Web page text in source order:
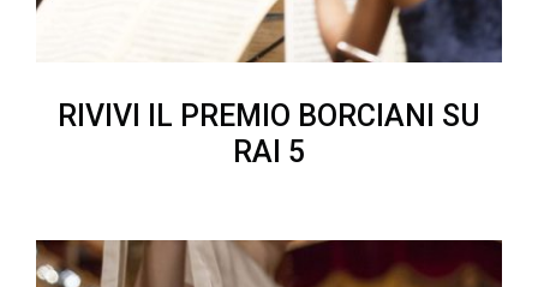
RIVIVI IL PREMIO BORCIANI SU
RAI 5